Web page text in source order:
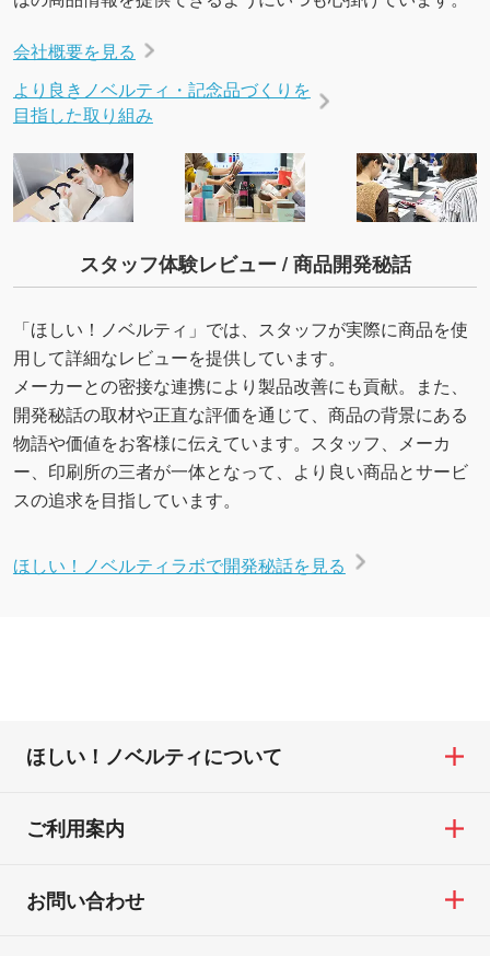
会社概要を見る
より良きノベルティ・記念品づくりを
目指した取り組み
スタッフ体験レビュー / 商品開発秘話
「ほしい！ノベルティ」では、スタッフが実際に商品を使
用して詳細なレビューを提供しています。
メーカーとの密接な連携により製品改善にも貢献。また、
開発秘話の取材や正直な評価を通じて、商品の背景にある
物語や価値をお客様に伝えています。スタッフ、メーカ
ー、印刷所の三者が一体となって、より良い商品とサービ
スの追求を目指しています。
ほしい！ノベルティラボで開発秘話を見る
ほしい！ノベルティについて
ご利用案内
お問い合わせ